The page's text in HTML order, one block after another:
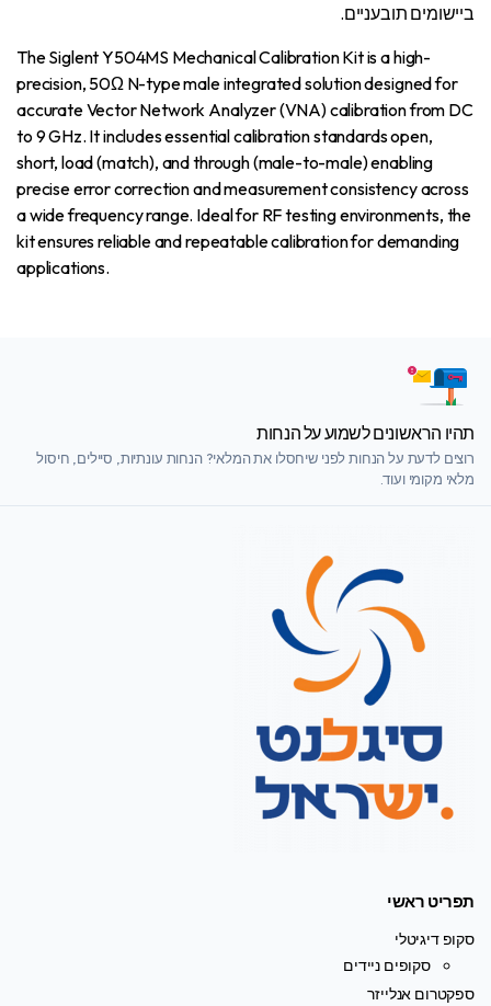
ביישומים תובעניים.
The Siglent Y504MS Mechanical Calibration Kit is a high-
precision, 50Ω N-type male integrated solution designed for
accurate Vector Network Analyzer (VNA) calibration from DC
to 9 GHz. It includes essential calibration standards open,
short, load (match), and through (male-to-male) enabling
precise error correction and measurement consistency across
a wide frequency range. Ideal for RF testing environments, the
kit ensures reliable and repeatable calibration for demanding
applications.
תהיו הראשונים לשמוע על הנחות
רוצים לדעת על הנחות לפני שיחסלו את המלאי? הנחות עונתיות, סיילים, חיסול
מלאי מקומי ועוד.
תפריט ראשי
סקופ דיגיטלי
סקופים ניידים
ספקטרום אנלייזר